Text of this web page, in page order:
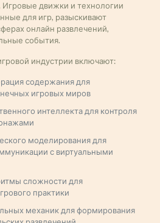
Игровые движки и технологии
для игр, разыскивают
онлайн развлечений,
события.
индустрии включают:
содержания для
игровых миров
интеллекта для контроля
моделирования для
с виртуальными
сложности для
практики
механик для формирования